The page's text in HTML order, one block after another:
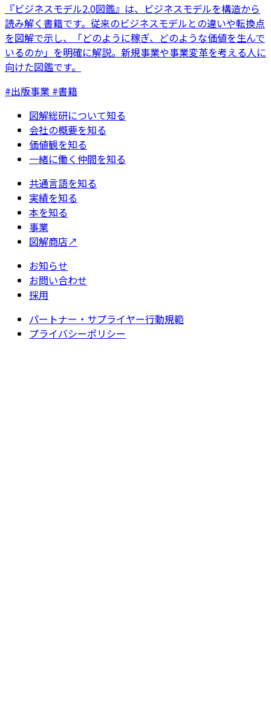
『ビジネスモデル2.0図鑑』は、ビジネスモデルを構造から
読み解く書籍です。従来のビジネスモデルとの違いや転換点
を図解で示し、「どのように稼ぎ、どのような価値を生んで
いるのか」を明確に解説。新規事業や事業変革を考える人に
向けた図鑑です。
#出版事業 #書籍
図解総研について知る
会社の概要を知る
価値観を知る
一緒に働く仲間を知る
共通言語を知る
実績を知る
本を知る
事業
図解商店↗
お知らせ
お問い合わせ
採用
パートナー・サプライヤー行動規範
プライバシーポリシー